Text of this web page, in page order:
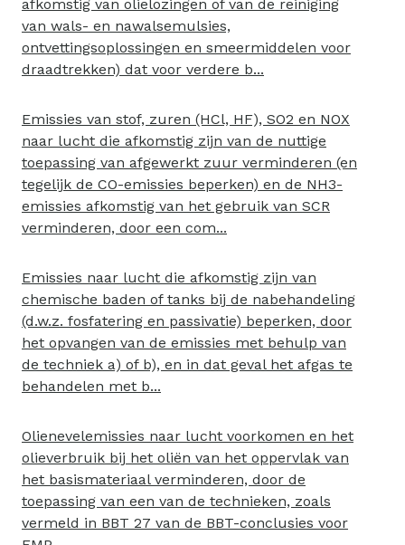
afkomstig van olielozingen of van de reiniging
van wals- en nawalsemulsies,
ontvettingsoplossingen en smeermiddelen voor
draadtrekken) dat voor verdere b...
Emissies van stof, zuren (HCl, HF), SO2 en NOX
naar lucht die afkomstig zijn van de nuttige
toepassing van afgewerkt zuur verminderen (en
tegelijk de CO-emissies beperken) en de NH3-
emissies afkomstig van het gebruik van SCR
verminderen, door een com...
Emissies naar lucht die afkomstig zijn van
chemische baden of tanks bij de nabehandeling
(d.w.z. fosfatering en passivatie) beperken, door
het opvangen van de emissies met behulp van
de techniek a) of b), en in dat geval het afgas te
behandelen met b...
Olienevelemissies naar lucht voorkomen en het
olieverbruik bij het oliën van het oppervlak van
het basismateriaal verminderen, door de
toepassing van een van de technieken, zoals
vermeld in BBT 27 van de BBT-conclusies voor